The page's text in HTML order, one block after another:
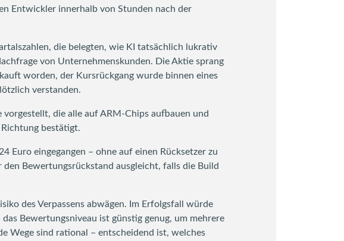
Entwickler innerhalb von Stunden nach der
die belegten, wie KI tatsächlich lukrativ
von Unternehmenskunden. Die Aktie sprang
worden, der Kursrückgang wurde binnen eines
verstanden.
die alle auf ARM-Chips aufbauen und
bestätigt.
Euro eingegangen – ohne auf einen Rücksetzer zu
Bewertungsrückstand ausgleicht, falls die Build
des Verpassens abwägen. Im Erfolgsfall würde
Bewertungsniveau ist günstig genug, um mehrere
Wege sind rational – entscheidend ist, welches